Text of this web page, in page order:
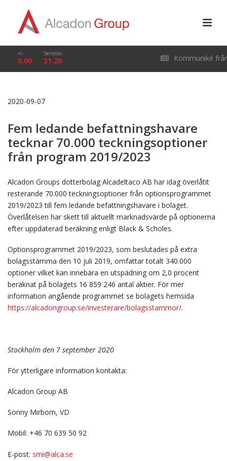
+/-
0.00
Senaste
31.20 Kommuniké
29 april 2026
2020-09-07
Fem ledande befattningshavare
tecknar 70.000 teckningsoptioner
från program 2019/2023
Alcadon Groups dotterbolag Alcadeltaco AB har idag överlåtit
resterande 70.000 teckningsoptioner från optionsprogrammet
2019/2023 till fem ledande befattningshavare i bolaget.
Överlåtelsen har skett till aktuellt marknadsvärde på optionerna
efter uppdaterad beräkning enligt Black & Scholes.
Optionsprogrammet 2019/2023, som beslutades på extra
bolagsstämma den 10 juli 2019, omfattar totalt 340.000
optioner vilket kan innebära en utspädning om 2,0 procent
beräknat på bolagets 16 859 246 antal aktier. För mer
information angående programmet se bolagets hemsida
https://alcadongroup.se/investerare/bolagsstammor/.
Stockholm den 7 september 2020
För ytterligare information kontakta:
Alcadon Group AB
Sonny Mirborn, VD
Mobil: +46 70 639 50 92
E-post: smi@alca.se